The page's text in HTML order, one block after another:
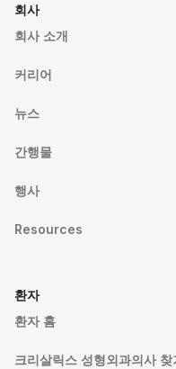
회사
회사 소개
커리어
뉴스
간행물
행사
Resources
환자
환자 홈
크리살릭스 성형외과의사 찾